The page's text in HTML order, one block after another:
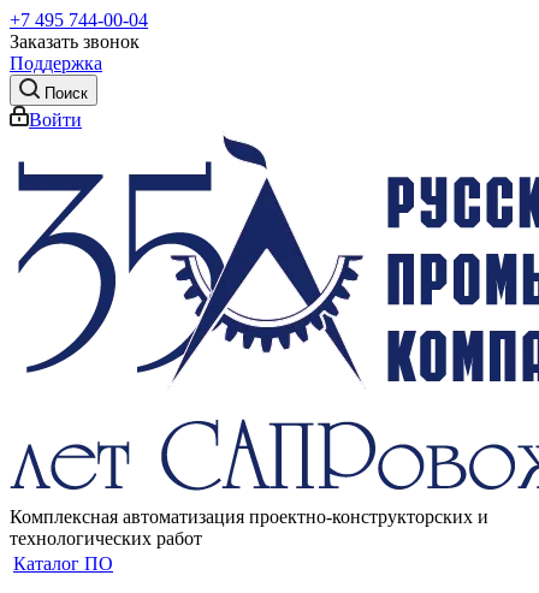
+7 495 744-00-04
Заказать звонок
Поддержка
Поиск
Войти
Комплексная автоматизация проектно-конструкторских и
технологических работ
Каталог ПО